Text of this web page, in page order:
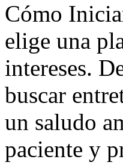
Cómo
elige una
intereses.
buscar
un saludo
paciente y